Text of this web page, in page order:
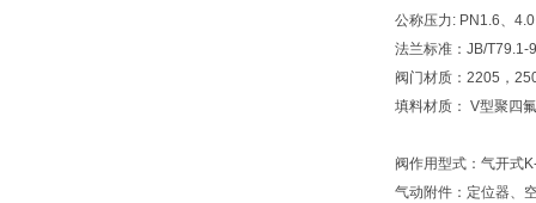
公称压力: PN1.6、
法兰标准：JB/T79.1-
阀门材质：2205，
填料材质： V型聚四
阀作用型式：气开式
气动附件：定位器、